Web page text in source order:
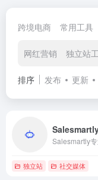
跨境电商 常用工具
网红营销 独立站
排序 发布 更新
Salesmartly专
独立站 社交媒体